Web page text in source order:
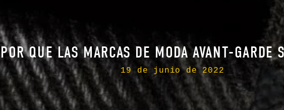
POR QUE LAS MARCAS DE MODA AVANT-GARDE
19 de junio de 2022